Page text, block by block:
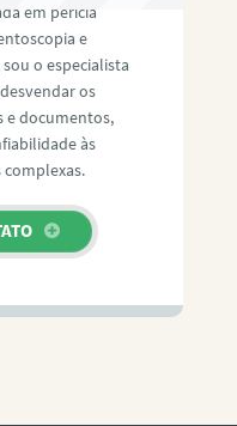
em perícia
e
o especialista
os
e documentos,
às